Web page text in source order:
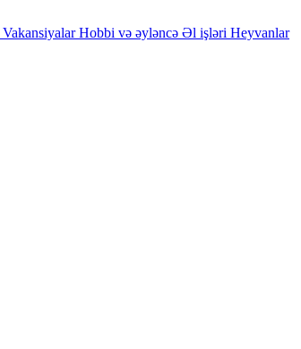
Vakansiyalar Hobbi və əyləncə Əl işləri Heyvanlar